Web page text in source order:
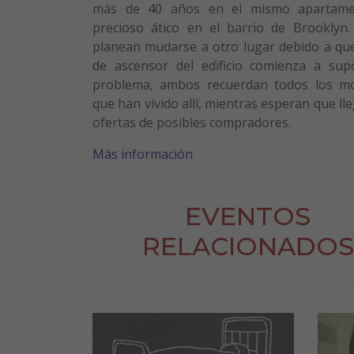
más de 40 años en el mismo
precioso ático en el barrio de Brooklyn.
planean mudarse a otro lugar debido a
de ascensor del edificio comienza a
problema, ambos recuerdan todos los
que han vivido allí, mientras esperan que
ofertas de posibles compradores.
Más información
EVENTOS
RELACIONADOS